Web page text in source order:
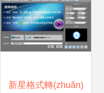
新星格式轉(zhuǎn)